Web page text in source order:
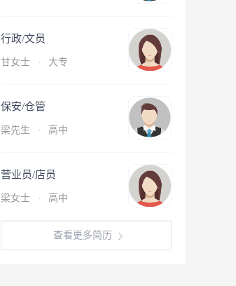
行政/文员
甘女士 · 大专
保安/仓管
梁先生 · 高中
营业员/店员
梁女士 · 高中
查看更多简历